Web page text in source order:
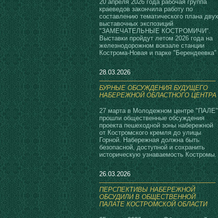
20 апреля 2026 года рабочая группа
краеведов закончила работу по
составлению тематического плана двух
выставочных экспозиций
"ЗАМЕЧАТЕЛЬНЫЕ КОСТРОМИЧИ".
Выставки пройдут летом 2026 года на
железнодорожном вокзале станции
Кострома-Новая и парке "Берендеевка"
28.03.2026
БУРНЫЕ ОБСУЖДЕНИЯ БУДУЩЕГО
НАБЕРЕЖНОЙ ОБЛАСТНОГО ЦЕНТРА
27 марта в Молодежном центре "ПАЛЕ"
прошли общественные обсуждения
проекта пешеходной зоны набережной
от Костромского кремля до улицы
Горной. Набережная должна быть
безопасной, доступной и сохранить
историческую узнаваемость Костромы.
26.03.2026
ПЕРСПЕКТИВЫ НАБЕРЕЖНОЙ
ОБСУДИЛИ В ОБЩЕСТВЕННОЙ
ПАЛАТЕ КОСТРОМСКОЙ ОБЛАСТИ